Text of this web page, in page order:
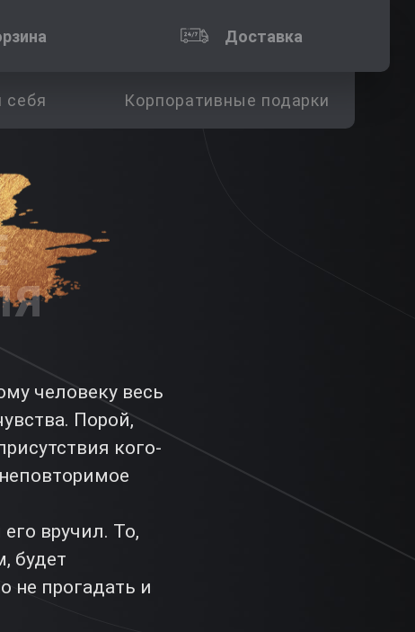
Доставка
себя Корпоративные подарки
человеку весь
Порой,
кого-
вручил. То,
будет
не прогадать и